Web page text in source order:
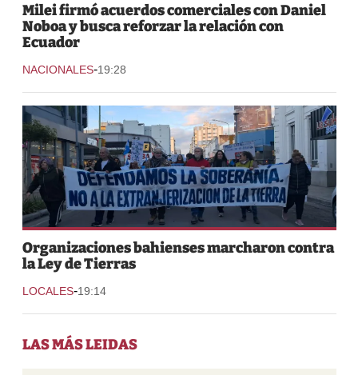
Milei firmó acuerdos comerciales con Daniel
Noboa y busca reforzar la relación con
Ecuador
NACIONALES-19:28
Organizaciones bahienses marcharon contra
la Ley de Tierras
LOCALES-19:14
LAS MÁS LEIDAS